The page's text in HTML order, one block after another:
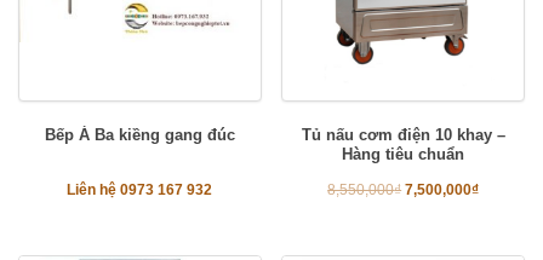
Bếp Á Ba kiềng gang đúc
Liên hệ 0973 167 932
Tủ nấu cơm điện 10 khay –
Hàng tiêu chuẩn
8,550,000₫ 7,500,000₫